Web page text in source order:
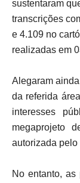
sustentaram
transcrições
e 4.109 no
realizadas em
Alegaram
da referida
interesses
megaprojeto
autorizada pelo
No entanto, as